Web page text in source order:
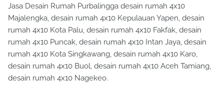
Jasa Desain Rumah Purbalingga desain rumah 4x10
Majalengka, desain rumah 4x10 Kepulauan Yapen, desain
rumah 4x10 Kota Palu, desain rumah 4x10 Fakfak, desain
rumah 4x10 Puncak, desain rumah 4x10 Intan Jaya, desain
rumah 4x10 Kota Singkawang, desain rumah 4x10 Karo,
desain rumah 4x10 Buol, desain rumah 4x10 Aceh Tamiang,
desain rumah 4x10 Nagekeo.